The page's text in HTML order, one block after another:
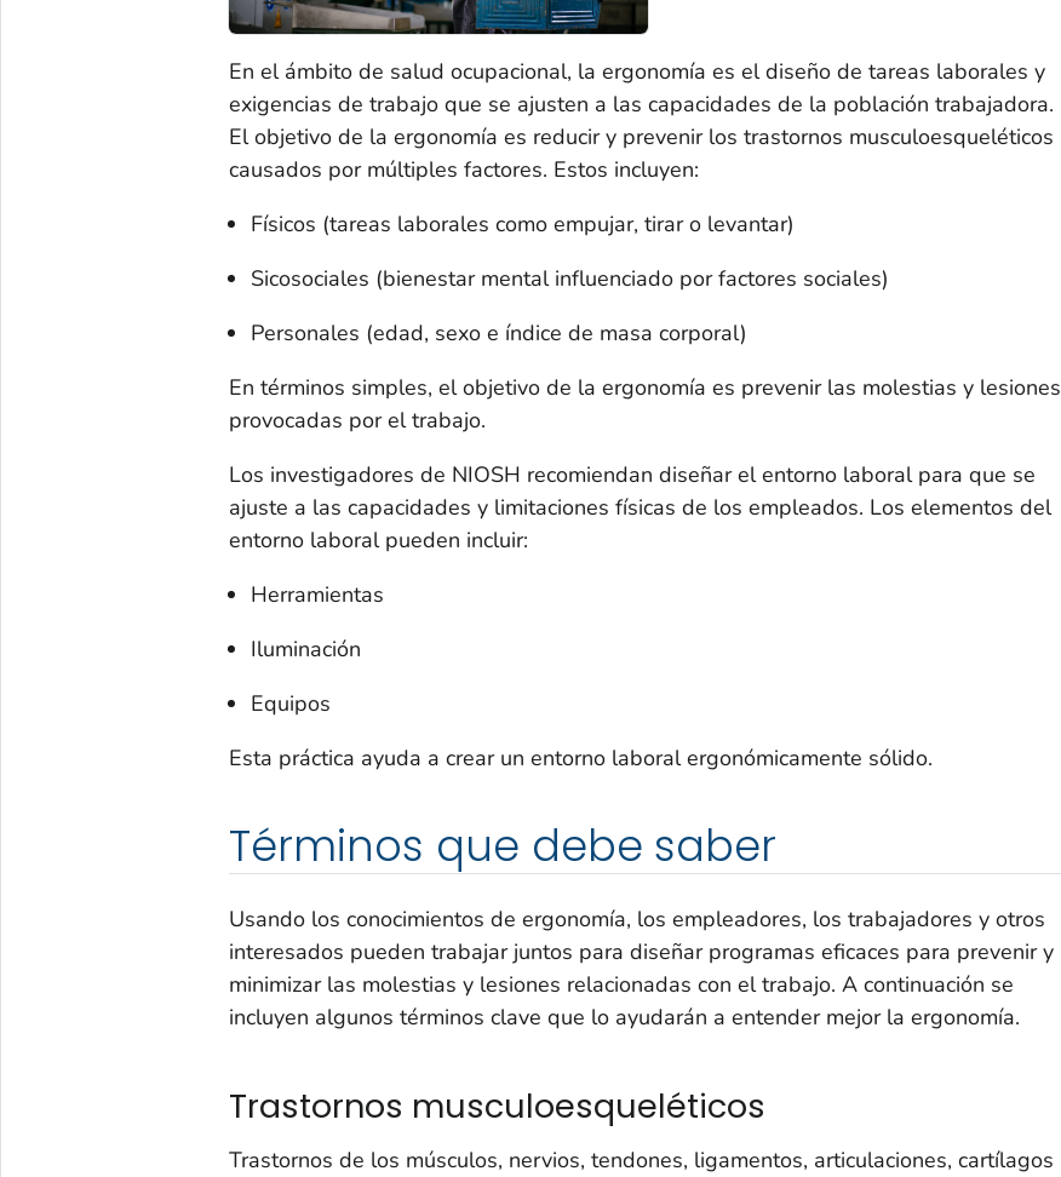
En el ámbito de salud ocupacional, la ergonomía es el diseño de tareas laborales y
exigencias de trabajo que se ajusten a las capacidades de la población trabajadora.
El objetivo de la ergonomía es reducir y prevenir los trastornos musculoesqueléticos
causados por múltiples factores. Estos incluyen:
Físicos (tareas laborales como empujar, tirar o levantar)
Sicosociales (bienestar mental influenciado por factores sociales)
Personales (edad, sexo e índice de masa corporal)
En términos simples, el objetivo de la ergonomía es prevenir las molestias y lesiones
provocadas por el trabajo.
Los investigadores de NIOSH recomiendan diseñar el entorno laboral para que se
ajuste a las capacidades y limitaciones físicas de los empleados. Los elementos del
entorno laboral pueden incluir:
Herramientas
Iluminación
Equipos
Esta práctica ayuda a crear un entorno laboral ergonómicamente sólido.
Términos que debe saber
Usando los conocimientos de ergonomía, los empleadores, los trabajadores y otros
interesados pueden trabajar juntos para diseñar programas eficaces para prevenir y
minimizar las molestias y lesiones relacionadas con el trabajo. A continuación se
incluyen algunos términos clave que lo ayudarán a entender mejor la ergonomía.
Trastornos musculoesqueléticos
Trastornos de los músculos, nervios, tendones, ligamentos, articulaciones, cartílagos